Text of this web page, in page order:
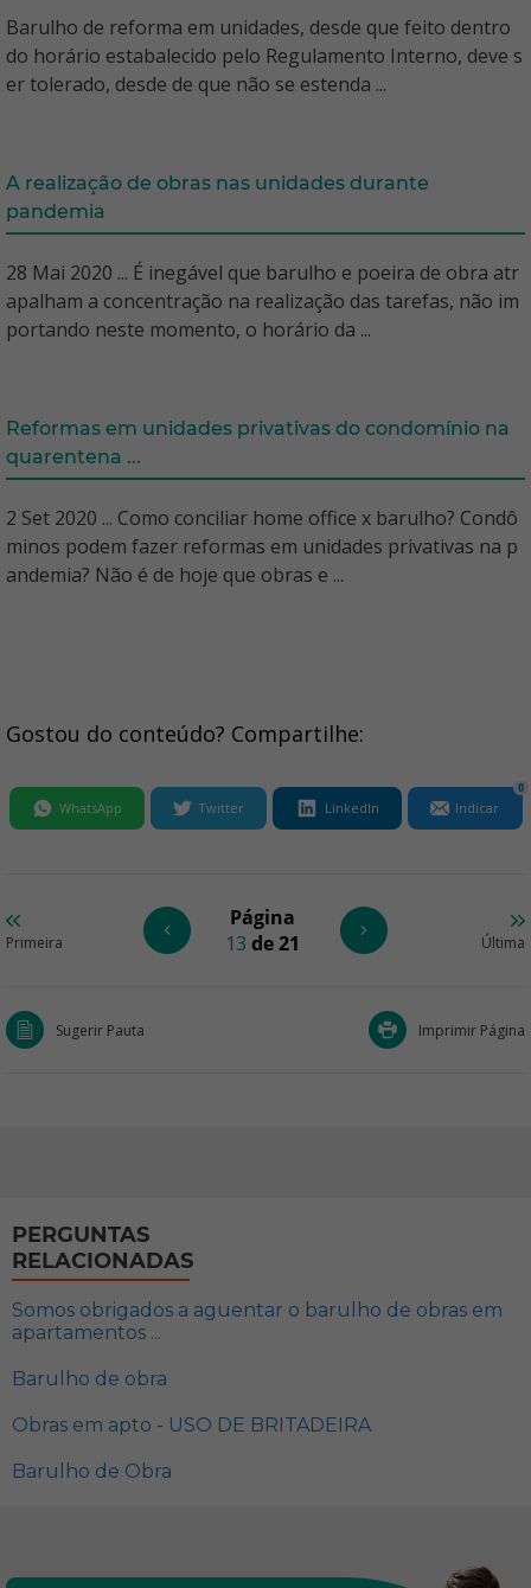
Barulho de reforma em unidades, desde que feito dentro
do horário estabalecido pelo Regulamento Interno, deve s
er tolerado, desde de que não se estenda ...
A realização de obras nas unidades durante
pandemia
28 Mai 2020 ... É inegável que barulho e poeira de obra atr
apalham a concentração na realização das tarefas, não im
portando neste momento, o horário da ...
Reformas em unidades privativas do condomínio na
quarentena ...
2 Set 2020 ... Como conciliar home office x barulho? Condô
minos podem fazer reformas em unidades privativas na p
andemia? Não é de hoje que obras e ...
Gostou do conteúdo? Compartilhe:
WhatsApp Twitter LinkedIn Indicar
0
Primeira
Página
13 de 21 Última
Sugerir Pauta Imprimir Página
PERGUNTAS
RELACIONADAS
Somos obrigados a aguentar o barulho de obras em
apartamentos ...
Barulho de obra
Obras em apto - USO DE BRITADEIRA
Barulho de Obra